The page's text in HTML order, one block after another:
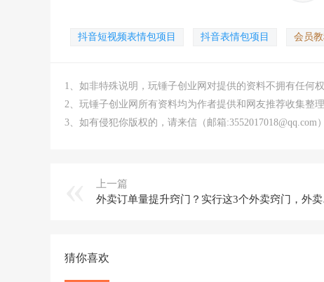
抖音短视频表情包项目 抖音表情包项目 会员
1、如非特殊说明，玩锤子创业网对提供的资料不拥有任何
2、玩锤子创业网所有资料均为作者提供和网友推荐收集整
3、如有侵犯你版权的，请来信（邮箱:3552017018@qq.com
上一篇
外卖
猜你喜欢